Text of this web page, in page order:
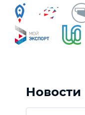
Новости